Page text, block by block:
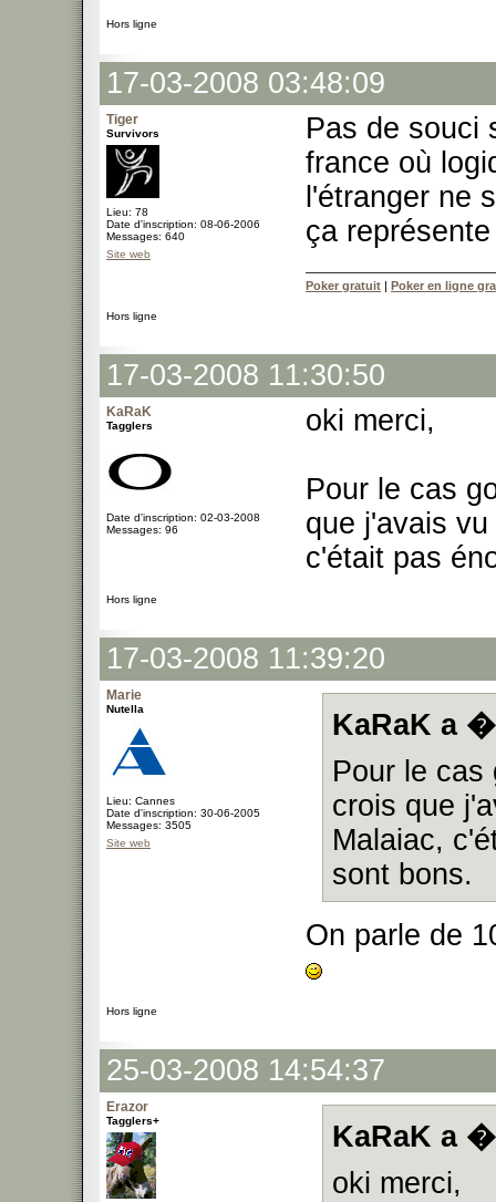
Hors ligne
17-03-2008 03:48:09
Tiger
Survivors
Lieu: 78
Date d'inscription: 08-06-2006
Messages: 640
Site web
Pas de souci
france où
l'étranger ne
ça
Poker gratuit | Poker en ligne
Hors ligne
17-03-2008 11:30:50
KaRaK
Tagglers
Date d'inscription: 02-03-2008
Messages: 96
oki merci,
Pour le cas
que j'avais
c'était pas
Hors ligne
17-03-2008 11:39:20
Marie
Nutella
Lieu: Cannes
Date d'inscription: 30-06-2005
Messages: 3505
Site web
KaRaK a
Pour le cas
crois que
Malaiac,
sont bons.
On parle de
Hors ligne
25-03-2008 14:54:37
Erazor
Tagglers+
KaRaK a
oki merci,